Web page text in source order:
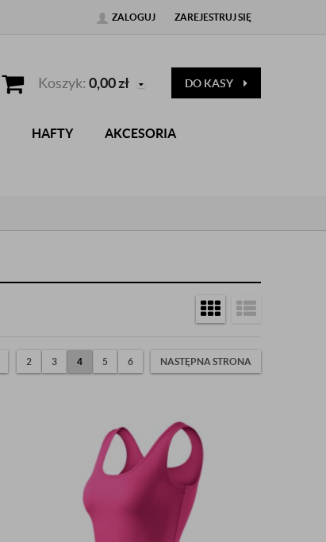
ZALOGUJ ZAREJESTRUJ SIĘ
Koszyk: 0,00zł DO KASY
HAFTY AKCESORIA
2 3 4 5 6 NASTĘPNA STRONA